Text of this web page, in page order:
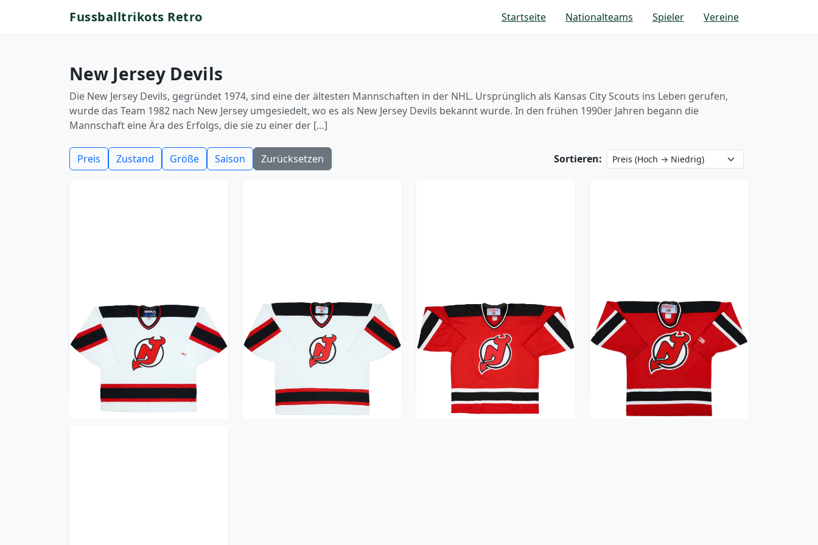
Fussballtrikots Retro Startseite Nationalteams Spieler Vereine
New Jersey Devils
Die New Jersey Devils, gegründet 1974, sind eine der ältesten Mannschaften in der NHL. Ursprünglich als Kansas City Scouts ins Leben gerufen,
wurde das Team 1982 nach New Jersey umgesiedelt, wo es als New Jersey Devils bekannt wurde. In den frühen 1990er Jahren begann die
Mannschaft eine Ära des Erfolgs, die sie zu einer der […]
Preis Zustand Größe Saison Zurücksetzen Sortieren:
1998-00 New Jersey Devils
CCM Home Jersey - 8/10 - (XXL)
95.99£ · ca. €113
Trikot kaufen
1995-98 New Jersey Devils
CCM Home Jersey - 7/10 - (XL)
89.99£ · ca. €106
Trikot kaufen
1995-98 New Jersey Devils
CCM Away Jersey - 6/10 - (XL)
89.99£ · ca. €106
Trikot kaufen
1995-98 New Jersey Devils
CCM Away Jersey - 5/10 -
(XL.Boys)
23.99£ · ca. €28
Trikot kaufen